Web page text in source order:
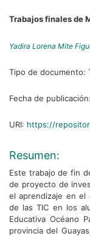
Trabajos finales de
Yadira Lorena Mite
Tipo de documento:
Fecha de publicación:
URI: https://
Resumen:
Este trabajo de fin
de proyecto de
el aprendizaje en el
de las TIC en los
Educativa Océano
provincia del